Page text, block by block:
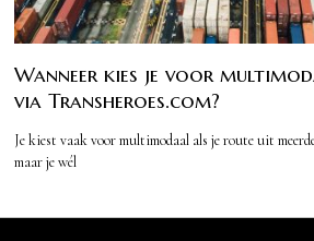
Wanneer kies je voor
via Transheroes.com?
Je kiest vaak voor multimodaal als je route uit
maar je wél